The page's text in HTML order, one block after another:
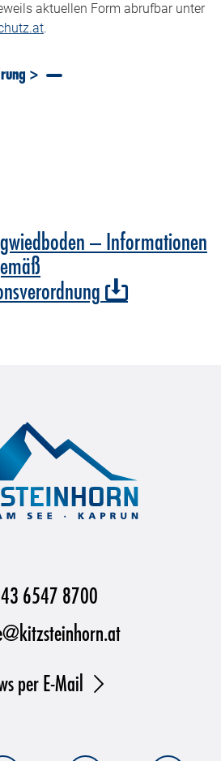
aktuellen Form abrufbar unter
.
>
– Informationen
6547 8700
per E-Mail